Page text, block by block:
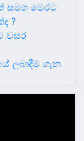
සමග මෙරට
?
වසර
ලබාදීම ගැන